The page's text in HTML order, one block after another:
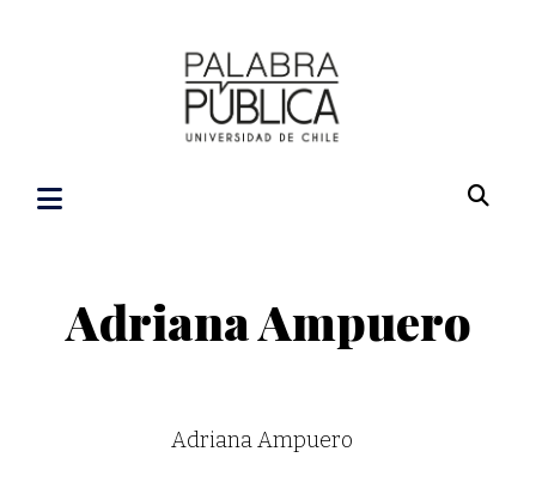
Adriana Ampuero
Adriana Ampuero